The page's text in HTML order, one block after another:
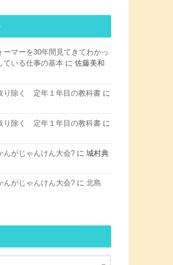
ーマーを30年間見てきてわかっ
ている仕事の基本 に 佐藤美和
り除く 定年１年目の教科書 に
り除く 定年１年目の教科書 に
んがじゃんけん大会? に 城村典
んがじゃんけん大会? に 北島